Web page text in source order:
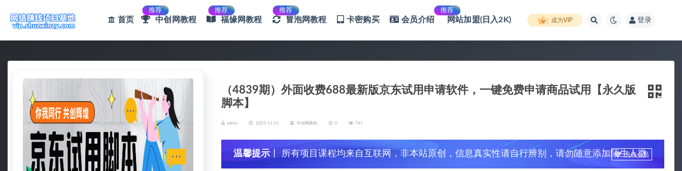
首页
推荐
中创网教程
推荐
福缘网教程
推荐
冒泡网教程 卡密购买 会员介绍
推荐
网站加盟(日入2K) 成为VIP 登录
（4839期）外面收费688最新版京东试用申请软件，一键免费申请商品试用【永久版
脚本】
admin 2023-11-21 中创网教程 0 747
温馨提示 丨 所有项目课程均来自互联网，非本站原创，信息真实性请自行辨别，请勿随意添加陌生人微
升级会员